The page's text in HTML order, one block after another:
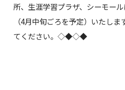
所、生涯学習プラザ、シーモー
（4月中旬ごろを予定）いたし
てください。◇◆◇◆